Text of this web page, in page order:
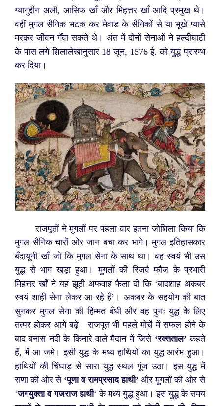
ग्यानुद्दीन अली, आसिफ खाँ और मिहत्तर खाँ आदि प्रमुख थे।
वहीं मुगल सैनिक भटक कर मेवाड के सैनिकों से या भूखे प्यासे
मरकर जीवन गँवा सकते थे। अंत में दोनों सेनाओं ने हल्दीघाटी
के पास लगे शिलालेखानुसार 18 जून, 1576 ई. को युद्ध प्रारम्भ
कर दिया।
राजपूतों ने मुगलों पर पहला वार इतना जोशिला किया कि
मुगल सैनिक चारों ओर जान बचा कर भागे। मुगल इतिहासकार
बँदायूनी खाँ जो कि मुगल सेना के साथ था। वह स्वयं भी उस
युद्ध से भाग खड़ा हुआ। मुगलों की रिजर्व फौज के प्रभारी
मिहत्तर खाँ ने यह झूठी अफवाह फैला दी कि ‘बादशाह अकबर
स्वयं शाही सेना लेकर आ रहे हैं’। अकबर के सहयोग की बात
सुनकर मुगल सेना की हिम्मत बँधी और वह पुनः युद्ध के लिए
तत्पर होकर आगे बढ़े। राजपूत भी पहले मोर्चे में सफल होने के
बाद बनास नदी के किनारे वाले मैदान में जिसे ‘रक्तताल’ कहते
हैं, में आ जमे। इसी युद्ध के मध्य हाथियों का युद्ध आरंभ हुआ।
हाथियों की चिंघाड़ से सारा युद्ध स्थल गूंज उठा। इस युद्ध में
राणा की ओर से ‘पूणा व रामप्रसाद हाथी’ और मुगलों की ओर से
‘जगयुक्ता व गजराज हाथी‘ के मध्य युद्ध हुआ। इस युद्ध के समय